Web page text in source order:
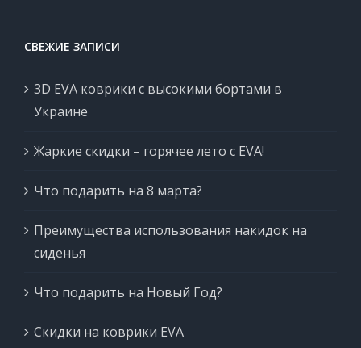
СВЕЖИЕ ЗАПИСИ
3D EVA коврики с высокими бортами в
Украине
Жаркие скидки – горячее лето с EVA!
Что подарить на 8 марта?
Преимущества использования накидок на
сиденья
Что подарить на Новый Год?
Скидки на коврики EVA